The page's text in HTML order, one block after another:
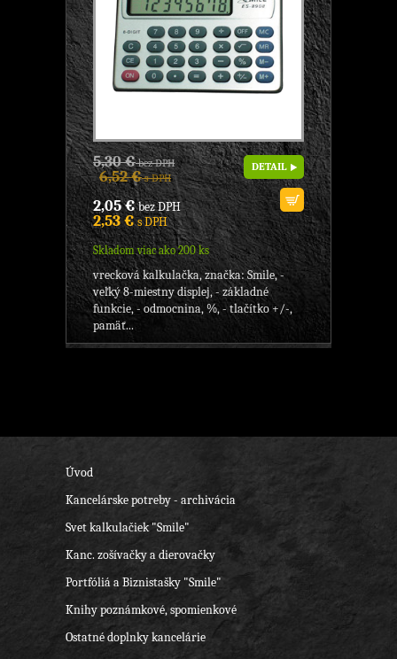
5,30 €bez DPH
6,52 €s DPH
2,05 €bez DPH
2,53 €s DPH
Skladom viac ako 200 ks
DETAIL
vrecková kalkulačka, značka: Smile, -
veľký 8-miestny displej, - základné
funkcie, - odmocnina, %, - tlačítko +/-,
pamäť...
Úvod
Kancelárske potreby - archivácia
Svet kalkulačiek "Smile"
Kanc. zošívačky a dierovačky
Portfóliá a Biznistašky "Smile"
Knihy poznámkové, spomienkové
Ostatné doplnky kancelárie